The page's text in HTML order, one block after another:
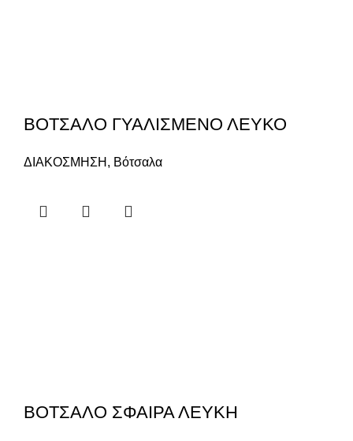
ΒΟΤΣΑΛΟ ΓΥΑΛΙΣΜΕΝΟ ΛΕΥΚΟ
ΔΙΑΚΟΣΜΗΣΗ , Βότσαλα
ΒΟΤΣΑΛΟ ΣΦΑΙΡΑ ΛΕΥΚΗ